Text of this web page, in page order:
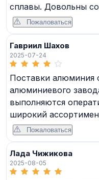
сплавы. Довольны
Пожаловаться
Гавриил Шахов
2025-07-24
Поставки алюминия
алюминиевого
выполняются
широкий
Пожаловаться
Лада Чижикова
2025-08-05